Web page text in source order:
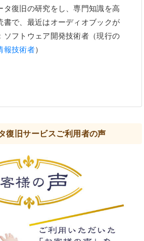
タ復旧の研究をし、専門知識を高
書で、最近はオーディオブックが
ソフトウェア開発技術者（現行の
報技術者）
復旧サービスご利用者の声